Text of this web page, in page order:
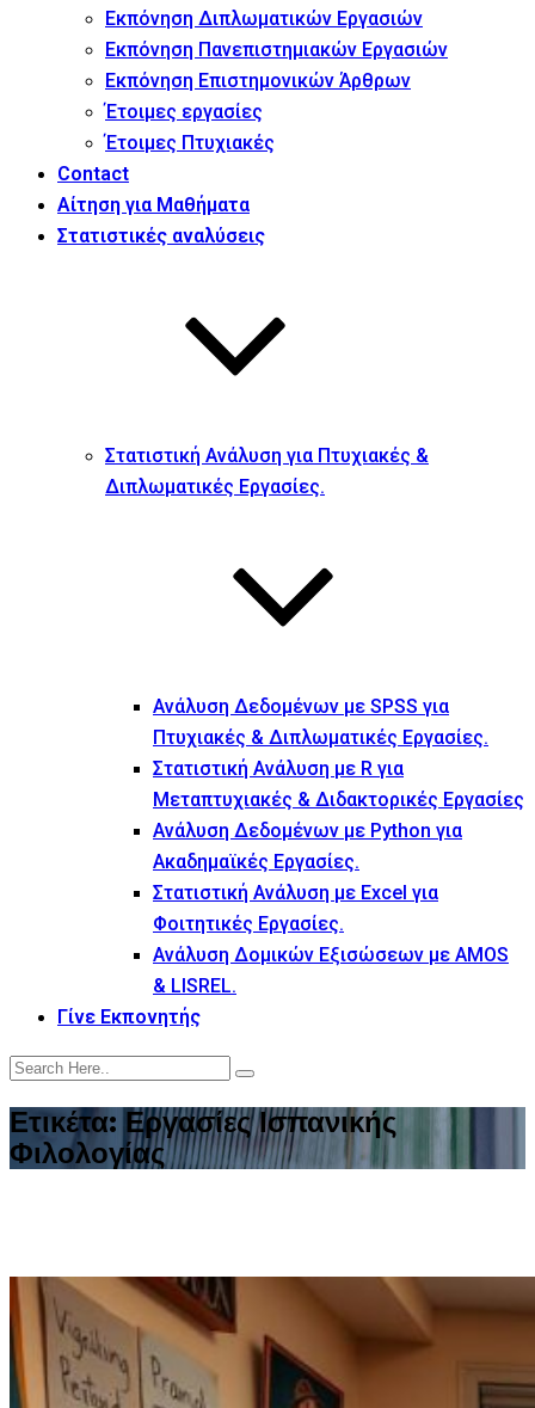
Εκπόνηση Διπλωματικών Εργασιών
Εκπόνηση Πανεπιστημιακών Εργασιών
Εκπόνηση Επιστημονικών Άρθρων
Έτοιμες εργασίες
Έτοιμες Πτυχιακές
Contact
Αίτηση για Μαθήματα
Στατιστικές αναλύσεις
Στατιστική Ανάλυση για Πτυχιακές &
Διπλωματικές Εργασίες.
Ανάλυση Δεδομένων με SPSS για
Πτυχιακές & Διπλωματικές Εργασίες.
Στατιστική Ανάλυση με R για
Μεταπτυχιακές & Διδακτορικές Εργασίες
Ανάλυση Δεδομένων με Python για
Ακαδημαϊκές Εργασίες.
Στατιστική Ανάλυση με Excel για
Φοιτητικές Εργασίες.
Ανάλυση Δομικών Εξισώσεων με AMOS
& LISREL.
Γίνε Εκπονητής
Ετικέτα: Εργασίες Ισπανικής
Φιλολογίας